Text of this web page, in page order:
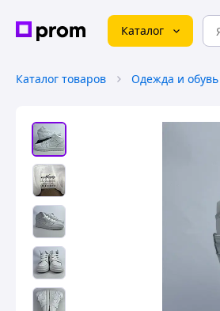
Каталог
Каталог товаров Одежда и обувь